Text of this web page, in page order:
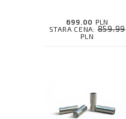
699.00 PLN
STARA CENA:859.99
PLN